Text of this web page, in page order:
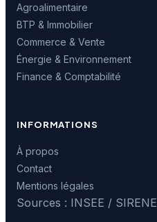
Agroalimentaire
BTP & Immobilier
Commerce & Vente
Énergie & Environnement
Finance & Comptabilité
INFORMATIONS
À propos
Contact
Mentions légales
Sources : INSEE / SIRENE